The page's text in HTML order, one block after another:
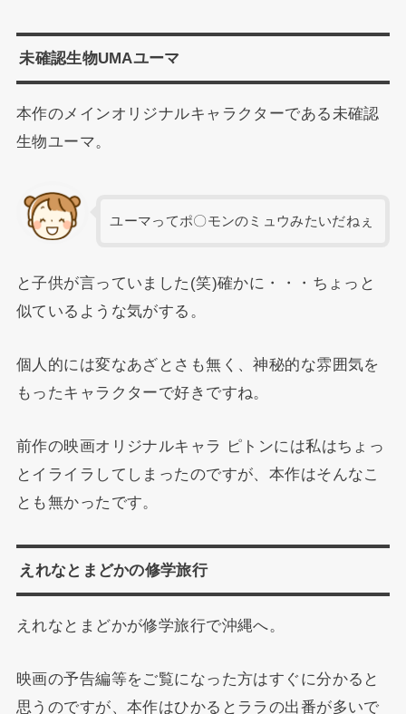
未確認生物UMAユーマ
本作のメインオリジナルキャラクターである未確認
生物ユーマ。
ユーマってポ〇モンのミュウみたいだねぇ
と子供が言っていました(笑)確かに・・・ちょっと
似ているような気がする。
個人的には変なあざとさも無く、神秘的な雰囲気を
もったキャラクターで好きですね。
前作の映画オリジナルキャラ ピトンには私はちょっ
とイライラしてしまったのですが、本作はそんなこ
とも無かったです。
えれなとまどかの修学旅行
えれなとまどかが修学旅行で沖縄へ。
映画の予告編等をご覧になった方はすぐに分かると
思うのですが、本作はひかるとララの出番が多いで